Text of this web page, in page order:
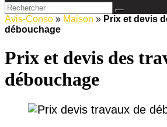
Avis-Conso » Maison » Prix et devis
débouchage
Prix et devis des
débouchage